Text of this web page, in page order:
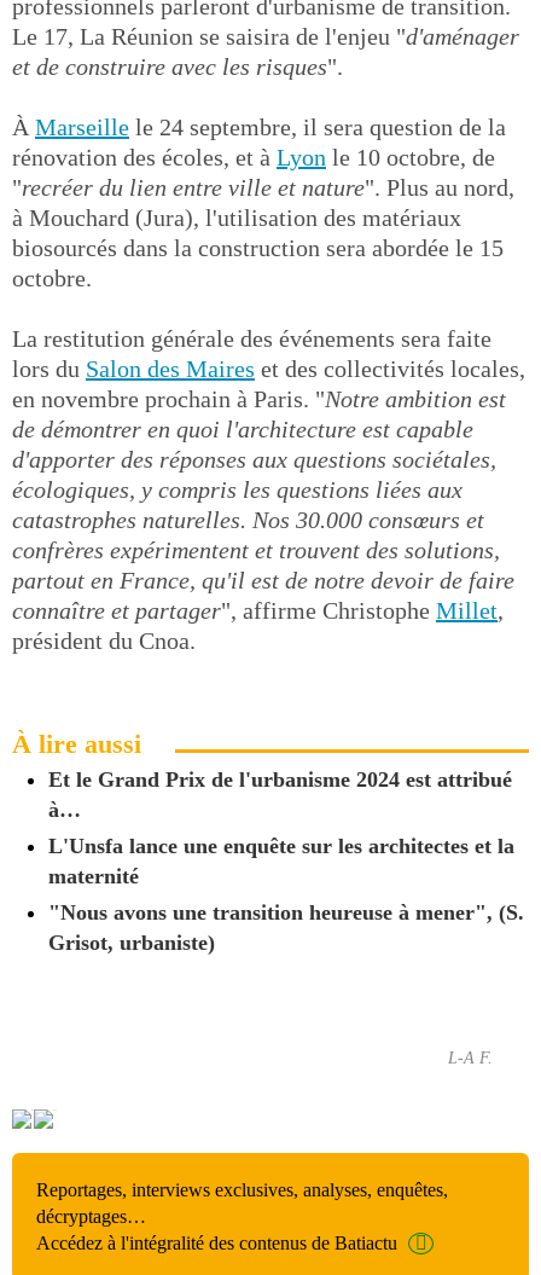
professionnels parleront d'urbanisme de transition.
Le 17, La Réunion se saisira de l'enjeu "d'aménager
et de construire avec les risques".
À Marseille le 24 septembre, il sera question de la
rénovation des écoles, et à Lyon le 10 octobre, de
"recréer du lien entre ville et nature". Plus au nord,
à Mouchard (Jura), l'utilisation des matériaux
biosourcés dans la construction sera abordée le 15
octobre.
La restitution générale des événements sera faite
lors du Salon des Maires et des collectivités locales,
en novembre prochain à Paris. "Notre ambition est
de démontrer en quoi l'architecture est capable
d'apporter des réponses aux questions sociétales,
écologiques, y compris les questions liées aux
catastrophes naturelles. Nos 30.000 consœurs et
confrères expérimentent et trouvent des solutions,
partout en France, qu'il est de notre devoir de faire
connaître et partager", affirme Christophe Millet,
président du Cnoa.
À lire aussi
Et le Grand Prix de l'urbanisme 2024 est attribué
à…
L'Unsfa lance une enquête sur les architectes et la
maternité
"Nous avons une transition heureuse à mener", (S.
Grisot, urbaniste)
L-A F.
Reportages, interviews exclusives, analyses, enquêtes,
décryptages…
Accédez à l'intégralité des contenus de Batiactu